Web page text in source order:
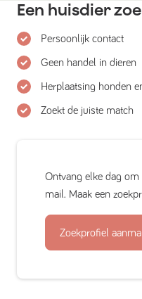
Een huisdier
Persoonlijk contact
Geen handel in dieren
Herplaatsing honden
Zoekt de juiste match
Ontvang elke dag om
mail. Maak een
Zoekprofiel